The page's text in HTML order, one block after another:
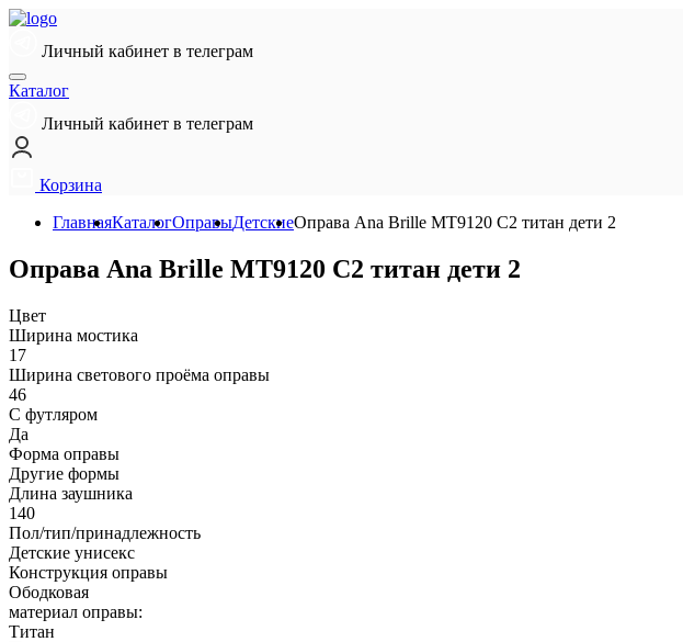
Личный кабинет в телеграм
Каталог
Личный кабинет в телеграм
Корзина
ГлавнаяКаталогОправыДетскиеОправа Ana Brille MT9120 C2 титан дети 2
Оправа Ana Brille MT9120 C2 титан дети 2
Цвет
Ширина мостика
17
Ширина светового проёма оправы
46
С футляром
Да
Форма оправы
Другие формы
Длина заушника
140
Пол/тип/принадлежность
Детские унисекс
Конструкция оправы
Ободковая
материал оправы:
Титан